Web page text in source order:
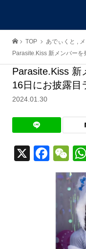
TOP あでぃくと ,
Parasite.Kiss 新メンバー
Parasite.Kiss 新
16日にお披露目
2024.01.30
X